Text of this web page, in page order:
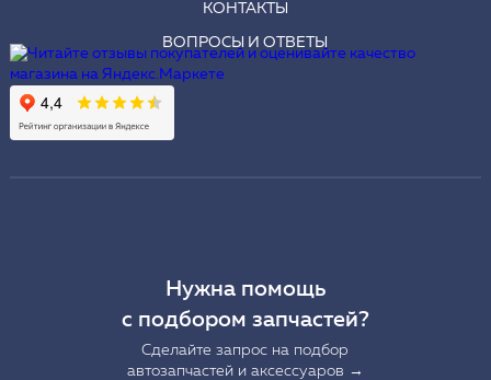
КОНТАКТЫ
ВОПРОСЫ И ОТВЕТЫ
Нужна помощь
с подбором запчастей?
Сделайте запрос на подбор
автозапчастей и аксессуаров →